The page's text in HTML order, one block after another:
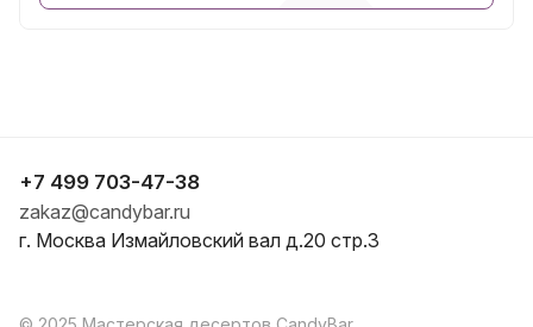
+7 499 703-47-38
zakaz@candybar.ru
г. Москва Измайловский вал д.20 стр.3